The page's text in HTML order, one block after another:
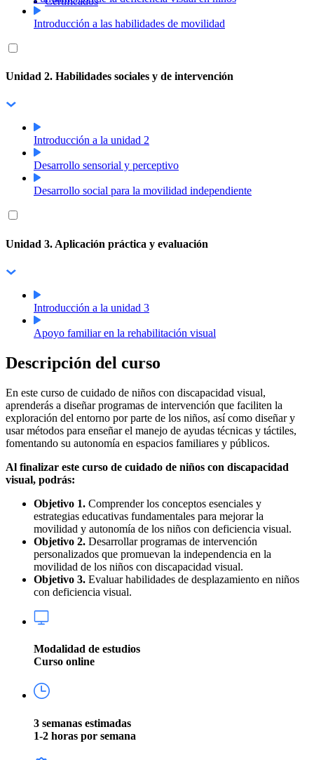
Introducción a las habilidades de movilidad
Unidad 2. Habilidades sociales y de intervención
Introducción a la unidad 2
Desarrollo sensorial y perceptivo
Desarrollo social para la movilidad independiente
Unidad 3. Aplicación práctica y evaluación
Introducción a la unidad 3
Apoyo familiar en la rehabilitación visual
Descripción del curso
En este curso de cuidado de niños con discapacidad visual,
aprenderás a diseñar programas de intervención que faciliten la
exploración del entorno por parte de los niños, así como diseñar y
usar métodos para enseñar el manejo de ayudas técnicas y táctiles,
fomentando su autonomía en espacios familiares y públicos.
Al finalizar este curso de cuidado de niños con discapacidad
visual, podrás:
Objetivo 1. Comprender los conceptos esenciales y
estrategias educativas fundamentales para mejorar la
movilidad y autonomía de los niños con deficiencia visual.
Objetivo 2. Desarrollar programas de intervención
personalizados que promuevan la independencia en la
movilidad de los niños con discapacidad visual.
Objetivo 3. Evaluar habilidades de desplazamiento en niños
con deficiencia visual.
Modalidad de estudios
Curso online
3 semanas estimadas
1-2 horas por semana